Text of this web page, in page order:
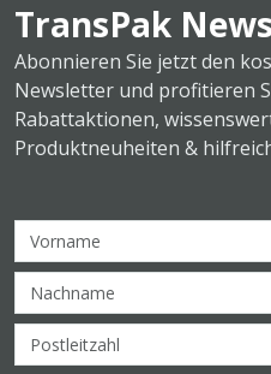
TransPak
Abonnieren Sie jetzt den
Newsletter und profitieren
Rabattaktionen,
Produktneuheiten &